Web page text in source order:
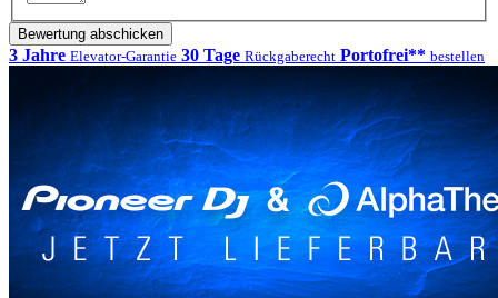
Bewertung abschicken
3 Jahre Elevator-Garantie 30 Tage Rückgaberecht Portofrei** bestellen